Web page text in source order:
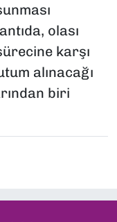
olası
karşı
alınacağı
biri